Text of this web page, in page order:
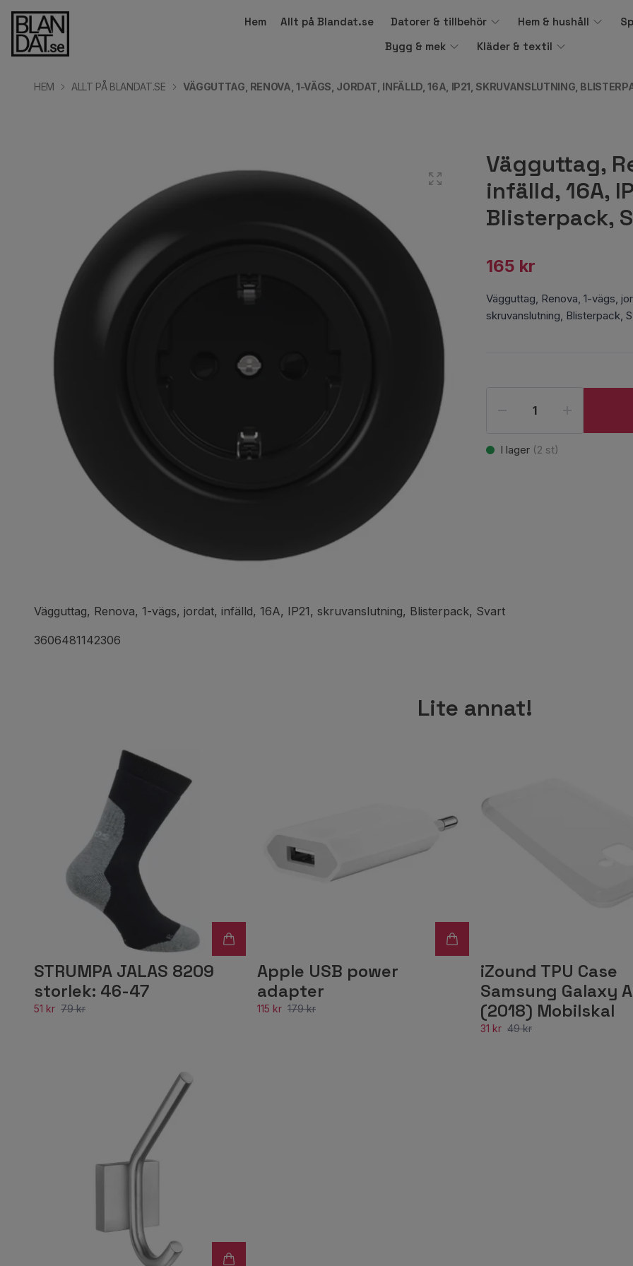
Hem Allt på Blandat.se Datorer & tillbehör Hem & hushåll
Bygg & mek
Kläder & textil
HEM ALLT PÅ BLANDAT.SE VÄGGUTTAG, RENOVA, 1-VÄGS, JORDAT, INFÄLLD, 16A, IP21, SKRUVANSLUTNING,
Vägguttag,
infälld, 16A,
Blisterpack,
165 kr
Vägguttag, Renova, 1-vägs,
skruvanslutning, Blisterpack,
I lager (2 st)
Vägguttag, Renova, 1-vägs, jordat, infälld, 16A, IP21, skruvanslutning, Blisterpack, Svart
3606481142306
Lite annat!
STRUMPA JALAS 8209
storlek: 46-47
51 kr 79 kr
Apple USB power
adapter
115 kr 179 kr
iZound TPU Case
Samsung Galaxy
(2018) Mobilskal
31 kr 49 kr